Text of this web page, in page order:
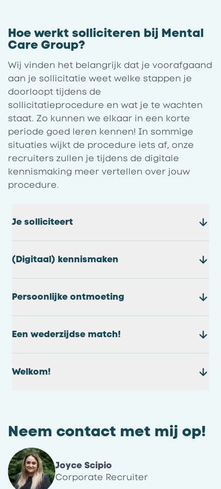
Hoe werkt solliciteren bij Mental
Care Group?
Wij vinden het belangrijk dat je voorafgaand
aan je sollicitatie weet welke stappen je
doorloopt tijdens de
sollicitatieprocedure en wat je te wachten
staat. Zo kunnen we elkaar in een korte
periode goed leren kennen! In sommige
situaties wijkt de procedure iets af, onze
recruiters zullen je tijdens de digitale
kennismaking meer vertellen over jouw
procedure.
Je solliciteert
(Digitaal) kennismaken
Persoonlijke ontmoeting
Een wederzijdse match!
Welkom!
Neem contact met mij op!
Joyce Scipio
Corporate Recruiter